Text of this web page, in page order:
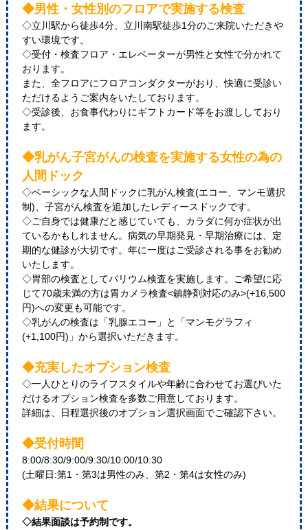
◆男性・女性別のフロアで実施する検査
◇立川駅から徒歩4分、立川南駅徒歩1分のご来院いただきや
すい環境です。
◇受付・検査フロア・エレベーターが男性と女性で分かれて
おります。
また、全フロアにフロアコンダクターがおり、快適に受診い
ただけるようご案内をいたしております。
◇受診後、お食事代わりにギフトカード等をお渡ししており
ます。
◆乳がん子宮がんの検査を実施する女性の為の
人間ドック
◇ベーシックな人間ドックに乳がん検査(エコー、マンモ選択
制)、子宮がん検査を追加したレディースドックです。
◇ご自身では健康だと感じていても、カラダに何か症状が出
ているかもしれません。病気の早期発見・早期治療には、定
期的な健診が大切です。年に一度はご受診される事をお勧め
いたします。
◇胃部の検査としてバリウム検査を実施します。ご希望に応
じて70歳未満の方は胃カメラ検査<鎮静剤対応のみ>(+16,500
円)への変更も可能です。
◇乳がんの検査は「乳腺エコー」と「マンモグラフィ
(+1,100円)」から選択いただきます。
◆充実したオプション検査
◇一人ひとりのライフスタイルや年齢に合わせてお選びいた
だけるオプション検査を多数ご用意しております。
詳細は、日程選択後のオプション選択画面でご確認下さい。
◆受付時間
8:00/8:30/9:00/9:30/10:00/10:30
(土曜日:第1・第3は男性のみ、第2・第4は女性のみ)
◆結果について
◇結果面談は予約制です。